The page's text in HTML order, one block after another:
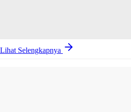
Lihat Selengkapnya